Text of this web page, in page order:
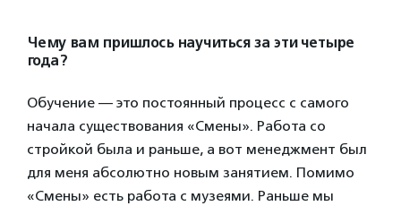
Чему вам пришлось научиться за эти четыре
года?
Обучение — это постоянный процесс с самого
начала существования «Смены». Работа со
стройкой была и раньше, а вот менеджмент был
для меня абсолютно новым занятием. Помимо
«Смены» есть работа с музеями. Раньше мы